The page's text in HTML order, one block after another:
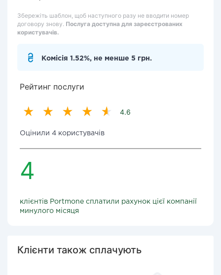
Збережіть шаблон, щоб наступного разу не вводити номер
договору знову. Послуга доступна для зареєстрованих
користувачів.
Комісія 1.52%, не менше 5 грн.
Рейтинг послуги
4.6
Оцінили 4 користувачів
4
клієнтів Portmone сплатили рахунок цієї компанії
минулого місяця
Клієнти також сплачують